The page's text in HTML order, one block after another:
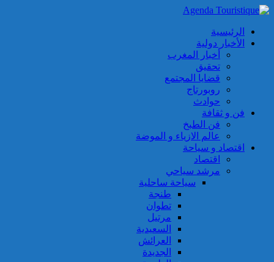
الرئيسية
الأخبار دولية
أخبار المغرب
تحقيق
قضايا المجتمع
روبورتاج
حوادث
فن و ثقافة
فن الطبخ
عالم الازياء و الموضة
اقتصاد و سياحة
اقتصاد
مرشد سياحي
سياحة ساحلية
طنجة
تطوان
مرتيل
السعيدية
العرائش
الجديدة